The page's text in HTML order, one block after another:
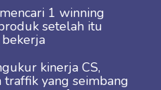
1 winning
setelah itu
kinerja CS,
yang seimbang